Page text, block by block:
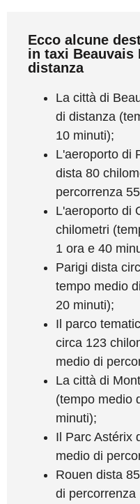
Ecco alcune
in taxi Beauvais
distanza
La città di
di distanza
10 minuti);
L'aeroporto di
dista 80
percorrenza
L'aeroporto di
chilometri
1 ora e 40
Parigi dista
tempo medio
20 minuti);
Il parco
circa 123
medio di
La città di
(tempo medio
minuti);
Il Parc Astérix
medio di
Rouen dista
di percorrenza